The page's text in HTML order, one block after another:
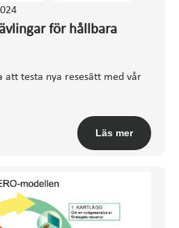
för hållbara
att testa nya resesätt med vår
Läs mer